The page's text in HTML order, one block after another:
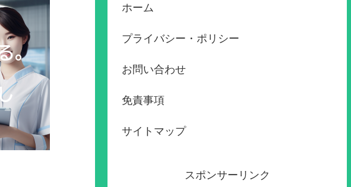
ホーム
プライバシー・ポリシー
お問い合わせ
免責事項
サイトマップ
スポンサーリンク